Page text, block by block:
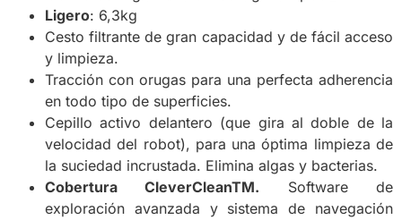
Ligero: 6,3kg
Cesto filtrante de gran capacidad y de fácil acceso
y limpieza.
Tracción con orugas para una perfecta adherencia
en todo tipo de superficies.
Cepillo activo delantero (que gira al doble de la
velocidad del robot), para una óptima limpieza de
la suciedad incrustada. Elimina algas y bacterias.
Cobertura CleverCleanTM. Software de
exploración avanzada y sistema de navegación